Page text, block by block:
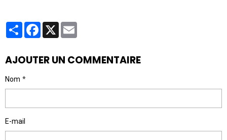
PartagerFacebook
X
AJOUTER UN COMMENTAIRE
Nom
E-mail